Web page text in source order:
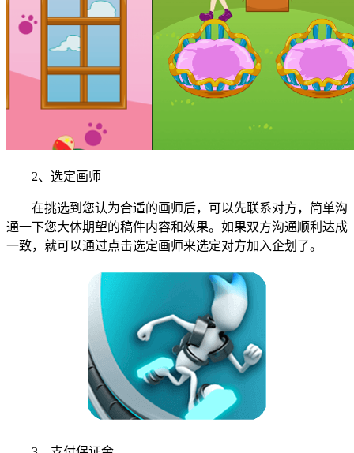
2、选定画师
在挑选到您认为合适的画师后，可以先联系对方，简单沟
通一下您大体期望的稿件内容和效果。如果双方沟通顺利达成
一致，就可以通过点击选定画师来选定对方加入企划了。